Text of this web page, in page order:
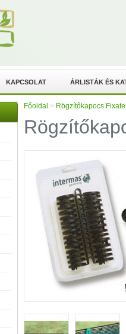
KAPCSOLAT ÁRLISTÁK ÉS
Főoldal > Rögzítőkapocs